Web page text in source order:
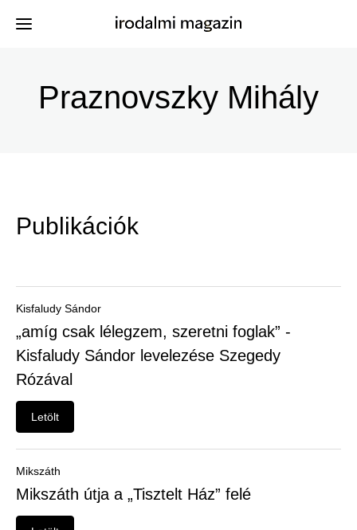
tartalomraMenü
-
Kiadványok
Felhasználói
menü
Regisztráció
Praznovszky Mihály
Publikációk
Kisfaludy Sándor
„amíg csak lélegzem, szeretni foglak” -
Kisfaludy Sándor levelezése Szegedy
Rózával
Letölt
Mikszáth
Mikszáth útja a „Tisztelt Ház” felé